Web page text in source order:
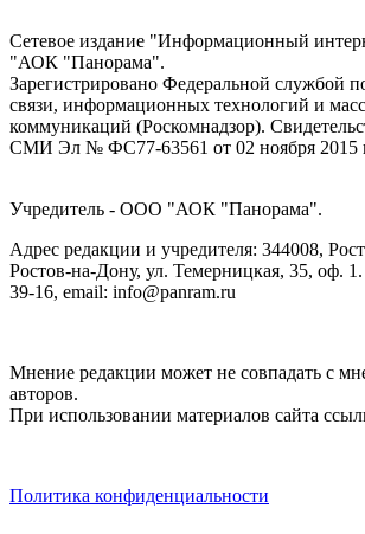
Сетевое издание "Информационный
"АОК "Панорама".
Зарегистрировано Федеральной службой
связи, информационных технологий и
коммуникаций (Роскомнадзор).
СМИ Эл № ФС77-63561 от 02 ноября 2015
Учредитель - ООО "АОК "Панорама".
Адрес редакции и учредителя: 344008,
Ростов-на-Дону, ул. Темерницкая, 35, оф.
39-16, email: info@panram.ru
Мнение редакции может не совпадать с
авторов.
При использовании материалов сайта
Политика конфиденциальности